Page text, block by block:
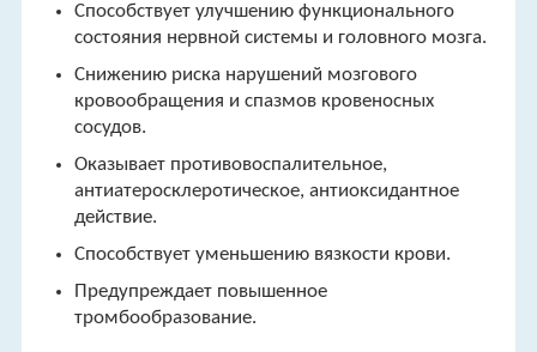
Способствует улучшению функционального
состояния нервной системы и головного мозга.
Снижению риска нарушений мозгового
кровообращения и спазмов кровеносных
сосудов.
Оказывает противовоспалительное,
антиатеросклеротическое, антиоксидантное
действие.
Способствует уменьшению вязкости крови.
Предупреждает повышенное
тромбообразование.